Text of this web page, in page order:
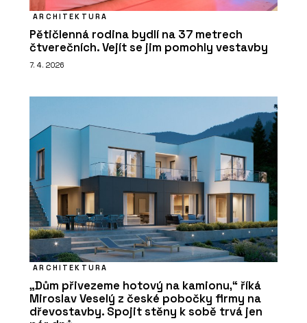
ARCHITEKTURA
Pětičlenná rodina bydlí na 37 metrech
čtverečních. Vejít se jim pomohly vestavby
7. 4. 2026
ARCHITEKTURA
„Dům přivezeme hotový na kamionu,“ říká
Miroslav Veselý z české pobočky firmy na
dřevostavby. Spojit stěny k sobě trvá jen